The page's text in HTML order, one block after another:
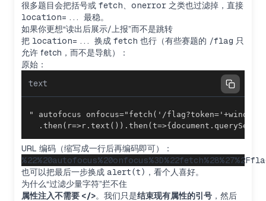
很多题目会把括号或 fetch onerror 之类也过滤掉，直接
location=...
最稳。
如果你更想“读出后展示/上报”而不是跳转
把 location=... 换成 fetch 也行（有些赛题的 /flag 只
允许 fetch，而不是导航）：
原始：
text
URL 编码（缩写成一行后再编码即可）：
也可以把最后一步换成 alert(t) ，看个人喜好。
为什么“过滤少量字符”拦不住
属性注入不需要 </>。我们只是结束现有属性的引号 ，然后